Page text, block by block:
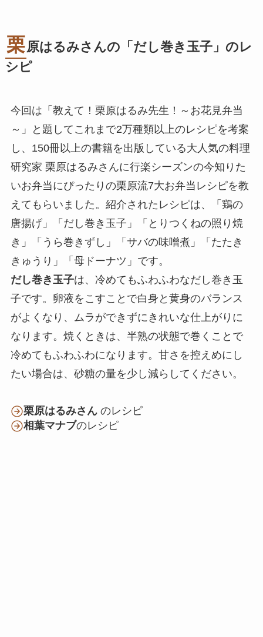
栗原はるみさんの「だし巻き玉子」のレ
シピ
今回は「教えて！栗原はるみ先生！～お花見弁当
～」と題してこれまで2万種類以上のレシピを考案
し、150冊以上の書籍を出版している大人気の料理
研究家 栗原はるみさんに行楽シーズンの今知りた
いお弁当にぴったりの栗原流7大お弁当レシピを教
えてもらいました。紹介されたレシピは、「鶏の
唐揚げ」「だし巻き玉子」「とりつくねの照り焼
き」「うら巻きずし」「サバの味噌煮」「たたき
きゅうり」「母ドーナツ」です。
だし巻き玉子は、冷めてもふわふわなだし巻き玉
子です。卵液をこすことで白身と黄身のバランス
がよくなり、ムラができずにきれいな仕上がりに
なります。焼くときは、半熟の状態で巻くことで
冷めてもふわふわになります。甘さを控えめにし
たい場合は、砂糖の量を少し減らしてください。
栗原はるみさん のレシピ
相葉マナブのレシピ